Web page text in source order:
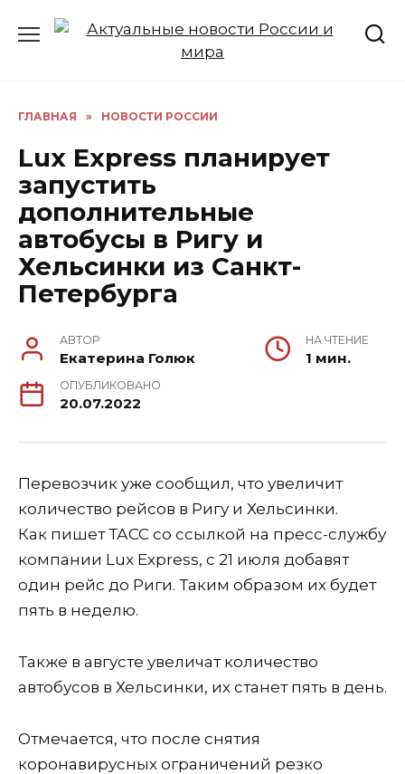
ГЛАВНАЯ » НОВОСТИ РОССИИ
Lux Express планирует
запустить
дополнительные
автобусы в Ригу и
Хельсинки из Санкт-
Петербурга
АВТОР
Екатерина Голюк
НА ЧТЕНИЕ
1 мин.
ОПУБЛИКОВАНО
20.07.2022
Перевозчик уже сообщил, что увеличит
количество рейсов в Ригу и Хельсинки.
Как пишет ТАСС со ссылкой на пресс-службу
компании Lux Express, с 21 июля добавят
один рейс до Риги. Таким образом их будет
пять в неделю.
Также в августе увеличат количество
автобусов в Хельсинки, их станет пять в день.
Отмечается, что после снятия
коронавирусных ограничений резко